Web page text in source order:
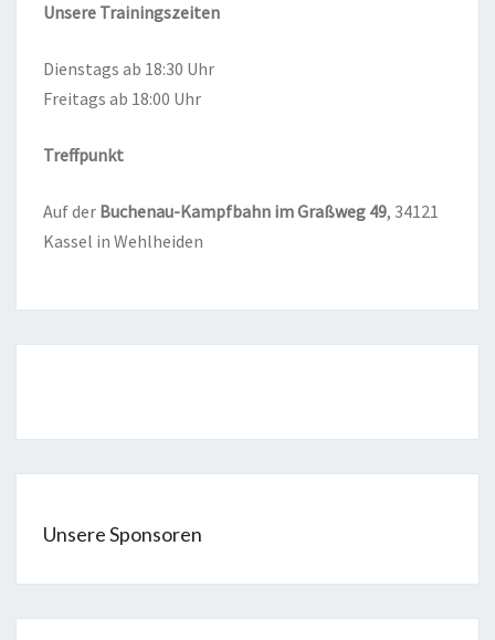
Unse­re Trai­nings­zei­ten
Diens­tags ab 18:30 Uhr
Frei­tags ab 18:00 Uhr
Treff­punkt
Auf der Buchen­au-Kampf­bahn im Graß­weg 49, 34121
Kas­sel in Wehlheiden
Unsere Sponsoren